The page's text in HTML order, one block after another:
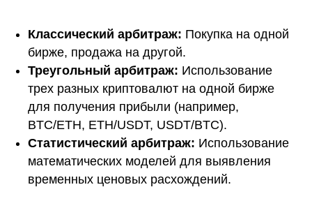
Классический арбитраж: Покупка на одной
бирже, продажа на другой.
Треугольный арбитраж: Использование
трех разных криптовалют на одной бирже
для получения прибыли (например,
BTC/ETH, ETH/USDT, USDT/BTC).
Статистический арбитраж: Использование
математических моделей для выявления
временных ценовых расхождений.